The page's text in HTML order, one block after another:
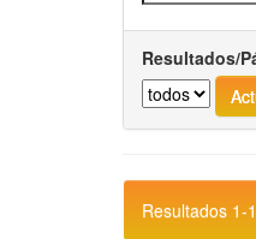
Resultados/
Resultados 1-